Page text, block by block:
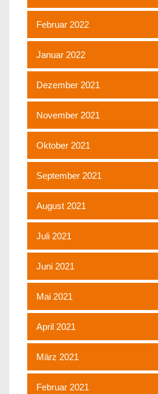
Februar 2022
Januar 2022
Dezember 2021
November 2021
Oktober 2021
September 2021
August 2021
Juli 2021
Juni 2021
Mai 2021
April 2021
März 2021
Februar 2021